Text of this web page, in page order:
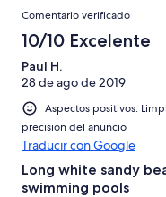
Comentario verificado
10/10 Excelente
Paul H.
28 de ago de 2019
Aspectos positivos:
precisión del anuncio
Traducir con Google
Long white sandy
swimming pools